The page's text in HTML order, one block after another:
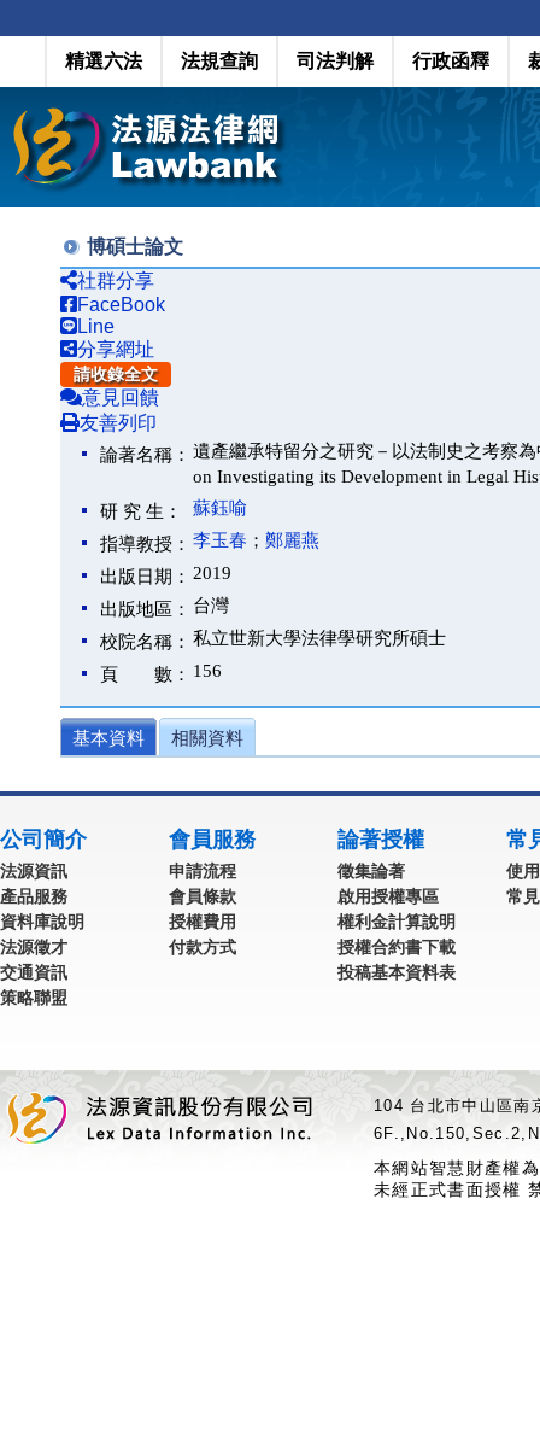
精選六法 法規查詢 司法判解 行政函釋
博碩士論文
社群分享
FaceBook
Line
分享網址
請收錄全文
意見回饋
友善列印
論著名稱： 遺產繼承特留分之研究－以法制史之考察為
on Investigating its Development in Legal
研 究 生：
蘇鈺喻
指導教授： 李玉春 ； 鄭麗燕
出版日期： 2019
出版地區： 台灣
校院名稱： 私立世新大學法律學研究所碩士
頁 數： 156
基本資料 相關資料
公司簡介
法源資訊
產品服務
資料庫說明
法源徵才
交通資訊
策略聯盟
會員服務
申請流程
會員條款
授權費用
付款方式
論著授權
徵集論著
啟用授權專區
權利金計算說明
授權合約書下載
投稿基本資料表
常
使
常
104 台北市中山區
本網站智慧財產權
未經正式書面授權